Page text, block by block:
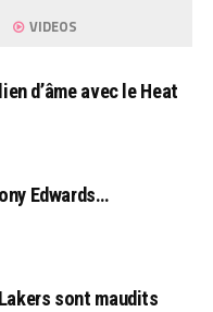
VIDEOS
d’âme avec le Heat
Edwards…
sont maudits